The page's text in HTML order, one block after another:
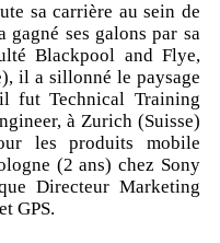
sa carrière au sein de
ses galons par sa
Blackpool and Flye,
il a sillonné le paysage
fut Technical Training
à Zurich (Suisse)
les produits mobile
(2 ans) chez Sony
Directeur Marketing
GPS.